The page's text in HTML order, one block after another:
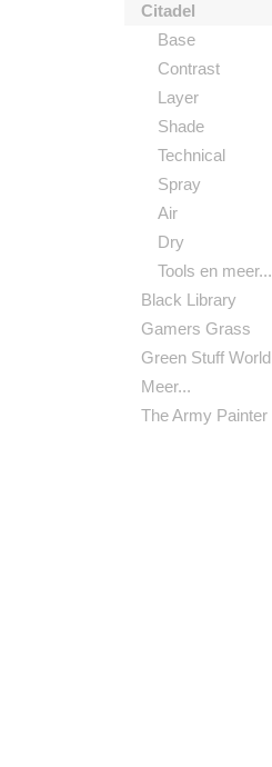
Citadel
Base
Contrast
Layer
Shade
Technical
Spray
Air
Dry
Tools en meer...
Black Library
Gamers Grass
Green Stuff World
Meer...
The Army Painter